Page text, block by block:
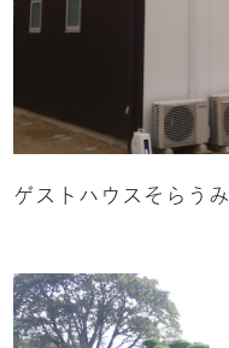
ゲストハウスそらうみ